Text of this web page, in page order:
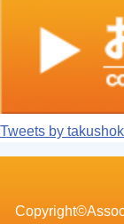
Tweets by